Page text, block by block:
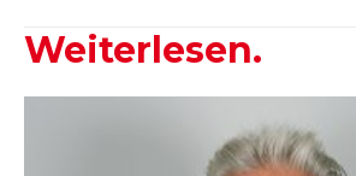
Weiterlesen.